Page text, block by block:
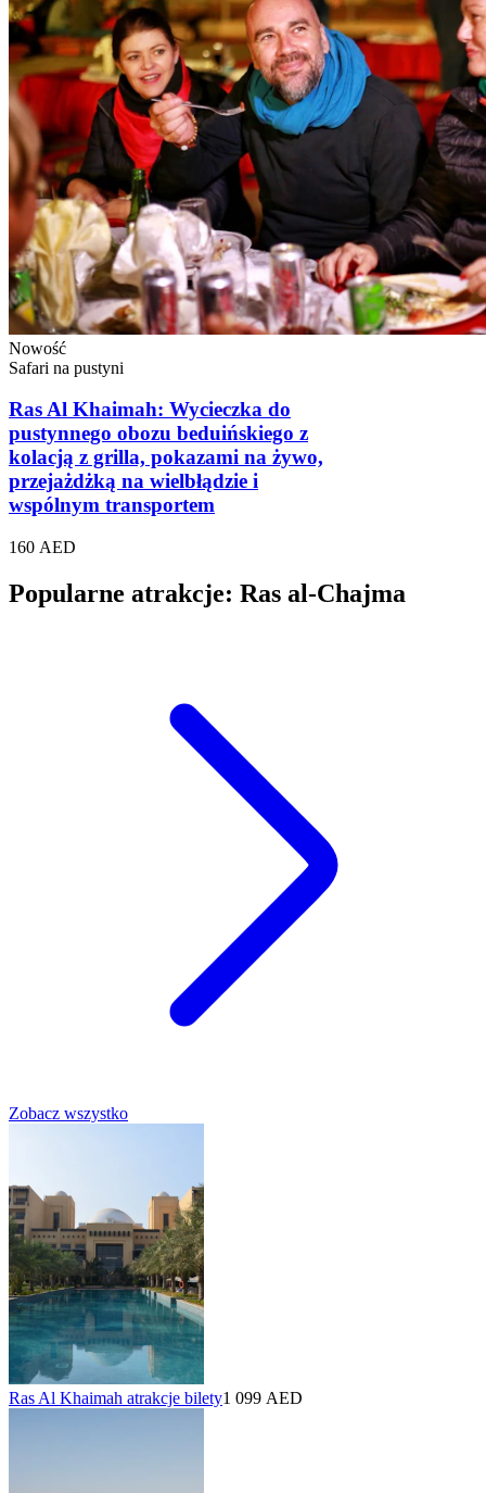
Nowość
Safari na pustyni
Ras Al Khaimah: Wycieczka do
pustynnego obozu beduińskiego z
kolacją z grilla, pokazami na żywo,
przejażdżką na wielbłądzie i
wspólnym transportem
160 AED
Popularne atrakcje: Ras al-Chajma
Zobacz wszystko
Ras Al Khaimah atrakcje bilety1 099 AED